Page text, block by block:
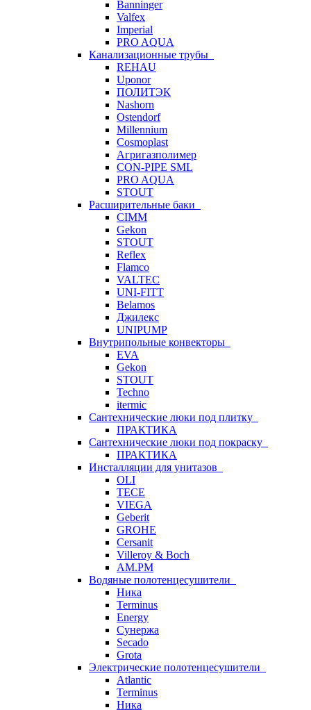
Banninger
Valfex
Imperial
PRO AQUA
Канализационные трубы
REHAU
Uponor
ПОЛИТЭК
Nashorn
Ostendorf
Millennium
Cosmoplast
Агригазполимер
CON-PIPE SML
PRO AQUA
STOUT
Расширительные баки
CIMM
Gekon
STOUT
Reflex
Flamco
VALTEC
UNI-FITT
Belamos
Джилекс
UNIPUMP
Внутрипольные конвекторы
EVA
Gekon
STOUT
Techno
itermic
Сантехнические люки под плитку
ПРАКТИКА
Сантехнические люки под покраску
ПРАКТИКА
Инсталляции для унитазов
OLI
TECE
VIEGA
Geberit
GROHE
Cersanit
Villeroy & Boch
AM.PM
Водяные полотенцесушители
Ника
Terminus
Energy
Сунержа
Secado
Grota
Электрические полотенцесушители
Atlantic
Terminus
Ника